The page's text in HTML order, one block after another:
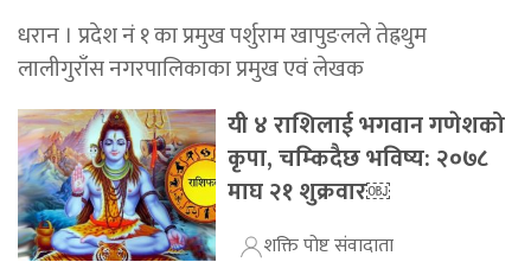
धरान । प्रदेश नं १ का प्रमुख पर्शुराम खापुङलले तेह्रथुम
लालीगुराँस नगरपालिकाका प्रमुख एवं लेखक
यी ४ राशिलाई भगवान गणेशको
कृपा, चम्किदैछ भविष्य: २०७८
माघ २१ शुक्रवार￼
शक्ति पोष्ट संवादाता